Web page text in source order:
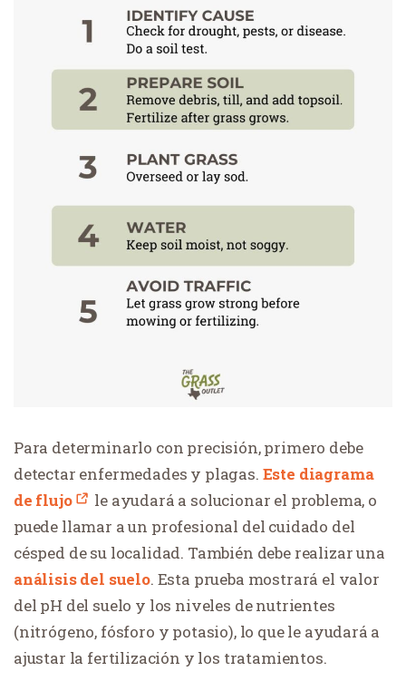
Para determinarlo con precisión, primero debe
detectar enfermedades y plagas. Este diagrama
de flujo
le ayudará a solucionar el problema, o
puede llamar a un profesional del cuidado del
césped de su localidad. También debe realizar una
análisis del suelo. Esta prueba mostrará el valor
del pH del suelo y los niveles de nutrientes
(nitrógeno, fósforo y potasio), lo que le ayudará a
ajustar la fertilización y los tratamientos.